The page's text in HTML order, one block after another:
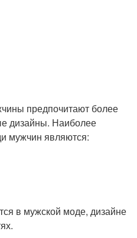
предпочитают более
дизайны. Наиболее
мужчин являются:
в мужской моде, дизайне